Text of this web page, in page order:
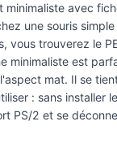
minimaliste avec
une souris
vous trouverez le
minimaliste est
mat. Il se
: sans installer
PS/2 et se